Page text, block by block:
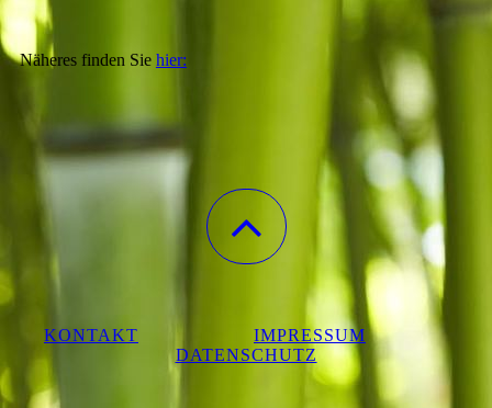
Näheres finden Sie hier:
KONTAKT
IMPRESSUM
DATENSCHUTZ